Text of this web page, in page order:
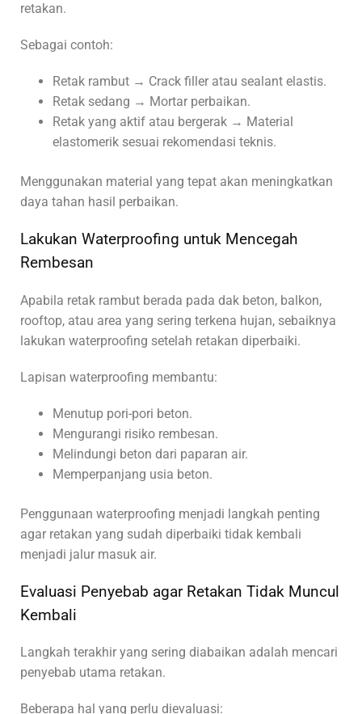
retakan.
Sebagai contoh:
Retak rambut → Crack filler atau sealant elastis.
Retak sedang → Mortar perbaikan.
Retak yang aktif atau bergerak → Material
elastomerik sesuai rekomendasi teknis.
Menggunakan material yang tepat akan meningkatkan
daya tahan hasil perbaikan.
Lakukan Waterproofing untuk Mencegah
Rembesan
Apabila retak rambut berada pada dak beton, balkon,
rooftop, atau area yang sering terkena hujan, sebaiknya
lakukan waterproofing setelah retakan diperbaiki.
Lapisan waterproofing membantu:
Menutup pori-pori beton.
Mengurangi risiko rembesan.
Melindungi beton dari paparan air.
Memperpanjang usia beton.
Penggunaan waterproofing menjadi langkah penting
agar retakan yang sudah diperbaiki tidak kembali
menjadi jalur masuk air.
Evaluasi Penyebab agar Retakan Tidak Muncul
Kembali
Langkah terakhir yang sering diabaikan adalah mencari
penyebab utama retakan.
Beberapa hal yang perlu dievaluasi: